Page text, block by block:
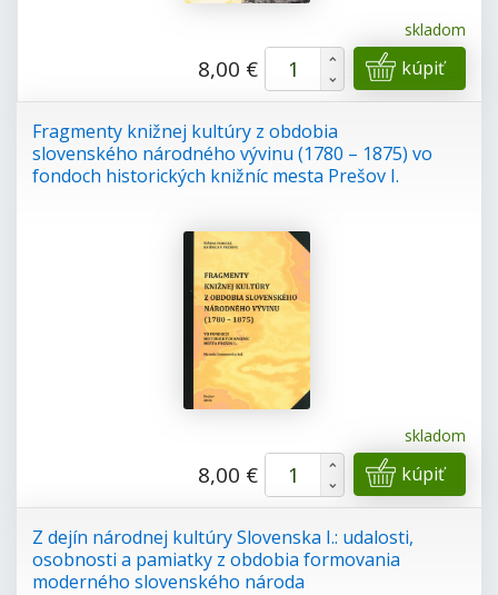
skladom
+
-
kúpiť
8,00 €
Fragmenty knižnej kultúry z obdobia
slovenského národného vývinu (1780 – 1875) vo
fondoch historických knižníc mesta Prešov I.
skladom
+
-
kúpiť
8,00 €
Z dejín národnej kultúry Slovenska I.: udalosti,
osobnosti a pamiatky z obdobia formovania
moderného slovenského národa